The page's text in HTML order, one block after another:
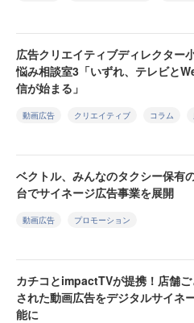
広告クリエイティブディレクター
悩み相談室3「いずれ、テレビと
信が始まる」
動画広告 クリエイティブ コラム
ベクトル、みんなのタクシー保有
台でサイネージ広告事業を展開
動画広告 プロモーション
カチコとimpactTVが提携！店舗
された動画広告をデジタルサイネ
能に